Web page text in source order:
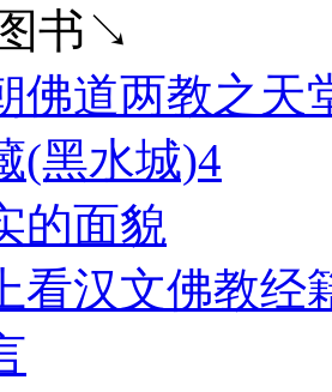
书↘
佛道两教之天
(黑水城)4
的面貌
看汉文佛教经